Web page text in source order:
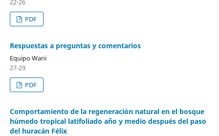
22-26
PDF
Respuestas a preguntas y comentarios
Equipo Wani
27-29
PDF
Comportamiento de la regeneración natural en el bosque
húmedo tropical latifoliado año y medio después del paso
del huracán Félix